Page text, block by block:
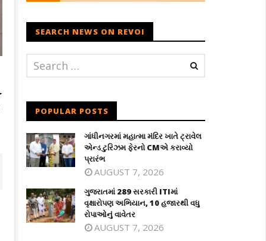
SEARCH NEWS ON REVOI
POPULAR POSTS
ગાંધીનગરમાં મહાત્મા મંદિર ખાતે ટ્રાવેલ
એન્ડ ટુરિઝમ ફેરનો CMએ કરાવ્યો
પ્રારંભ
AUGUST 7, 2026
ગુજરાતમાં 289 સરકારી ITIમાં
વૃક્ષારોપણ અભિયાન, 10 હજારથી વધુ
રોપાઓનું વાવેતર
AUGUST 7, 2026